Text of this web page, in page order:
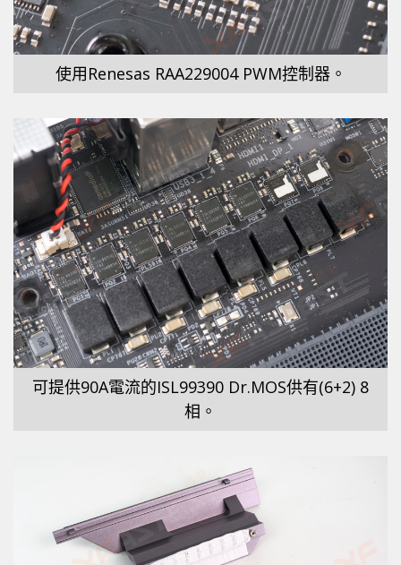
使用Renesas RAA229004 PWM控制器。
可提供90A電流的ISL99390 Dr.MOS供有(6+2) 8
相。